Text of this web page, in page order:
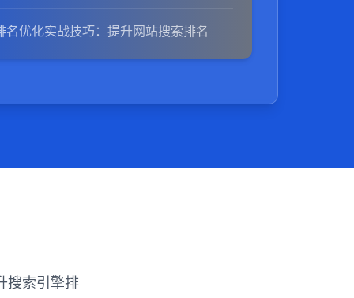
识的传授，还结合了丰富的实战案例和
者能够更直观地理解并应用所学。
名优化实战技巧：提升网站搜索排名
搜索引擎排